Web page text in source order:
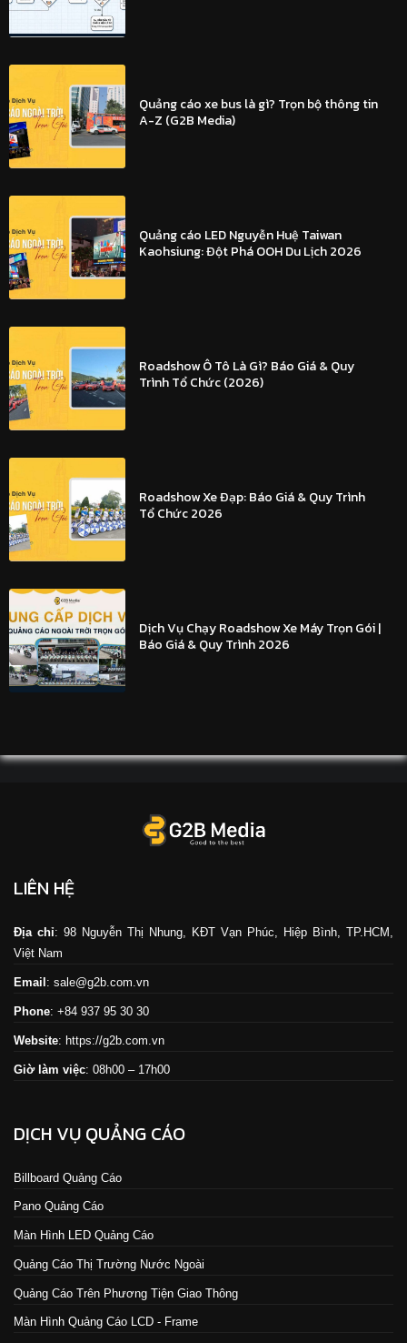
Quảng cáo xe bus là gì? Trọn bộ thông tin
A-Z (G2B Media)
Quảng cáo LED Nguyễn Huệ Taiwan
Kaohsiung: Đột Phá OOH Du Lịch 2026
Roadshow Ô Tô Là Gì? Báo Giá & Quy
Trình Tổ Chức (2026)
Roadshow Xe Đạp: Báo Giá & Quy Trình
Tổ Chức 2026
Dịch Vụ Chạy Roadshow Xe Máy Trọn Gói |
Báo Giá & Quy Trình 2026
LIÊN HỆ
Địa chỉ: 98 Nguyễn Thị Nhung, KĐT Vạn Phúc, Hiệp Bình, TP.HCM,
Việt Nam
Email : sale@g2b.com.vn
Phone: +84 937 95 30 30
Website: https://g2b.com.vn
Giờ làm việc: 08h00 – 17h00
DỊCH VỤ QUẢNG CÁO
Billboard Quảng Cáo
Pano Quảng Cáo
Màn Hình LED Quảng Cáo
Quảng Cáo Thị Trường Nước Ngoài
Quảng Cáo Trên Phương Tiện Giao Thông
Màn Hình Quảng Cáo LCD - Frame